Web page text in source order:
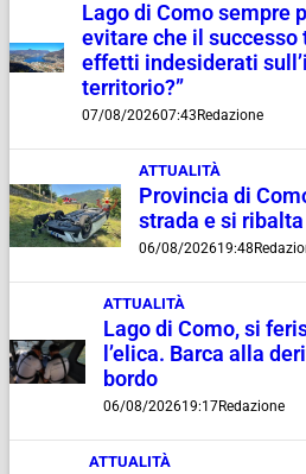
Lago di Como sempre
evitare che il successo
effetti indesiderati
territorio?”
07/08/202607:43 Redazione
ATTUALITÀ
Provincia di
strada e si ribalta
06/08/202619:48
ATTUALITÀ
Lago di Como, si
l’elica. Barca alla
bordo
06/08/202619:17Redazione
ATTUALITÀ